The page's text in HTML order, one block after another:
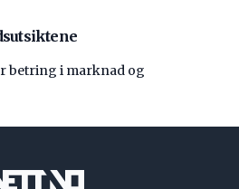
betring i marknad og